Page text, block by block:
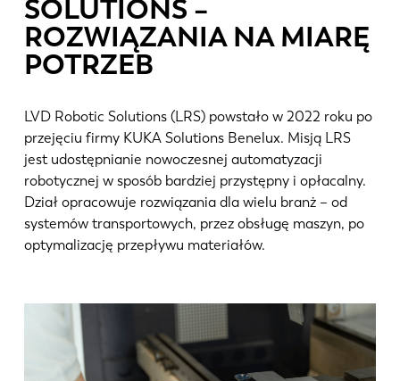
SOLUTIONS –
ROZWIĄZANIA NA MIARĘ
POTRZEB
LVD Robotic Solutions (LRS) powstało w 2022 roku po
przejęciu firmy KUKA Solutions Benelux. Misją LRS
jest udostępnianie nowoczesnej automatyzacji
robotycznej w sposób bardziej przystępny i opłacalny.
Dział opracowuje rozwiązania dla wielu branż – od
systemów transportowych, przez obsługę maszyn, po
optymalizację przepływu materiałów.
CN